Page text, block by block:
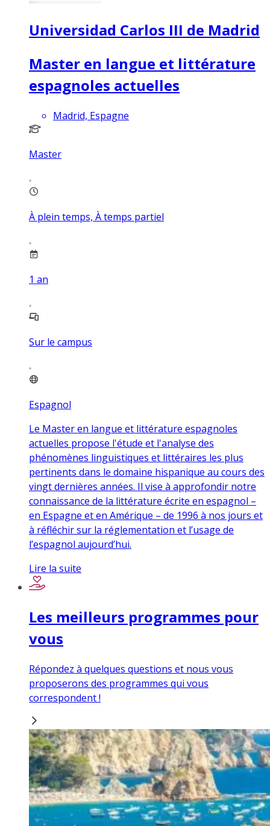
Universidad Carlos III de Madrid
Master en langue et littérature
espagnoles actuelles
Madrid, Espagne
Master
À plein temps, À temps partiel
1 an
Sur le campus
Espagnol
Le Master en langue et littérature espagnoles
actuelles propose l'étude et l'analyse des
phénomènes linguistiques et littéraires les plus
pertinents dans le domaine hispanique au cours des
vingt dernières années. Il vise à approfondir notre
connaissance de la littérature écrite en espagnol –
en Espagne et en Amérique – de 1996 à nos jours et
à réfléchir sur la réglementation et l’usage de
l’espagnol aujourd’hui.
Lire la suite
Les meilleurs programmes pour
vous
Répondez à quelques questions et nous vous
proposerons des programmes qui vous
correspondent !